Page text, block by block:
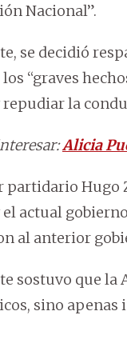
Nacional”.
se decidió
“graves
la
Alicia
partidario Hugo
actual
al anterior
sostuvo que la
sino